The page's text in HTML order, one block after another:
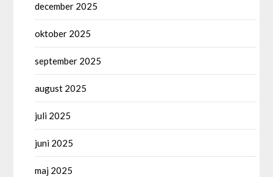
december 2025
oktober 2025
september 2025
august 2025
juli 2025
juni 2025
maj 2025